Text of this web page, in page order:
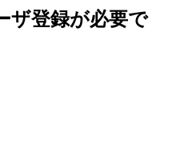
ザ登録が必要で